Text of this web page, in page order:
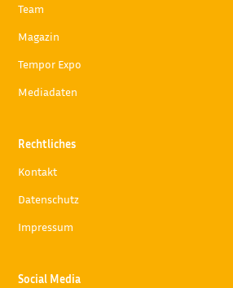
Team
Magazin
Tempor Expo
Mediadaten
Rechtliches
Kontakt
Datenschutz
Impressum
Social Media